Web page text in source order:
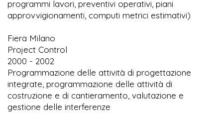
programmi lavori, preventivi operativi, piani
approvvigionamenti, computi metrici estimativi)
Fiera Milano
Project Control
2000 - 2002
Programmazione delle attività di progettazione
integrate, programmazione delle attività di
costruzione e di cantieramento, valutazione e
gestione delle interferenze